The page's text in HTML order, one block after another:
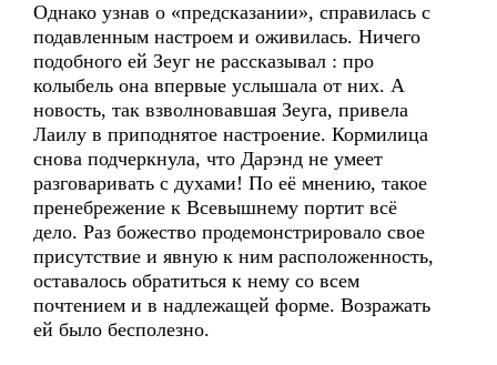
Однако узнав о «предсказании», справилась с
подавленным настроем и оживилась. Ничего
подобного ей Зеуг не рассказывал : про
колыбель она впервые услышала от них. А
новость, так взволновавшая Зеуга, привела
Лаилу в приподнятое настроение. Кормилица
снова подчеркнула, что Дарэнд не умеет
разговаривать с духами! По её мнению, такое
пренебрежение к Всевышнему портит всё
дело. Раз божество продемонстрировало свое
присутствие и явную к ним расположенность,
оставалось обратиться к нему со всем
почтением и в надлежащей форме. Возражать
ей было бесполезно.